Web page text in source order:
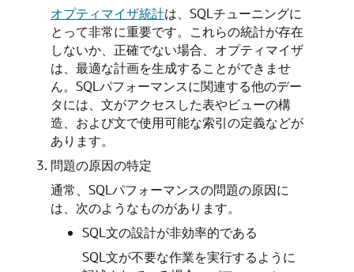
オプティマイザ統計は、SQLチューニングに
とって非常に重要です。これらの統計が存在
しないか、正確でない場合、オプティマイザ
は、最適な計画を生成することができませ
ん。SQLパフォーマンスに関連する他のデー
タには、文がアクセスした表やビューの構
造、および文で使用可能な索引の定義などが
あります。
問題の原因の特定
通常、SQLパフォーマンスの問題の原因に
は、次のようなものがあります。
SQL文の設計が非効率的である
SQL文が不要な作業を実行するように